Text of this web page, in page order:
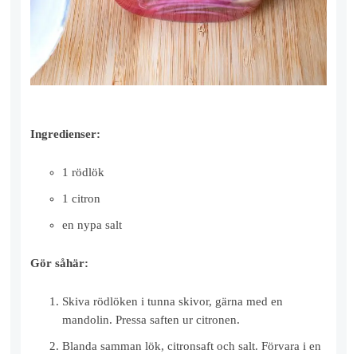
Ingredienser:
1 rödlök
1 citron
en nypa salt
Gör såhär:
Skiva rödlöken i tunna skivor, gärna med en
mandolin. Pressa saften ur citronen.
Blanda samman lök, citronsaft och salt. Förvara i en